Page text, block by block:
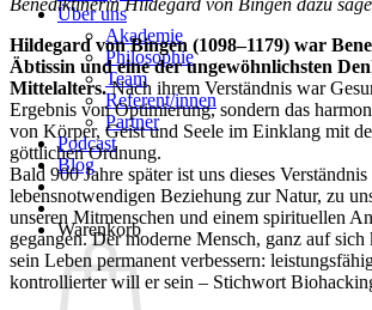
Über uns
Akademie
Philosophie
Team
Referent/innen
Partner
Podcast
Blog
Warenkorb
Hildegard von Bingen (1098–1179) war
Äbtissin und eine der ungewöhnlichsten
Mittelalters.Nach ihrem Verständnis war
Ergebnis von Optimierung, sondern das
von Körper, Geist und Seele im Einklang mit
göttlichen Ordnung.
Bald 900 Jahre später ist uns dieses
lebensnotwendigen Beziehung zur Natur, zu
unseren Mitmenschen und einem spirituellen
gegangen. Der moderne Mensch, ganz auf
sein Leben permanent verbessern:
kontrollierter will er sein – Stichwort